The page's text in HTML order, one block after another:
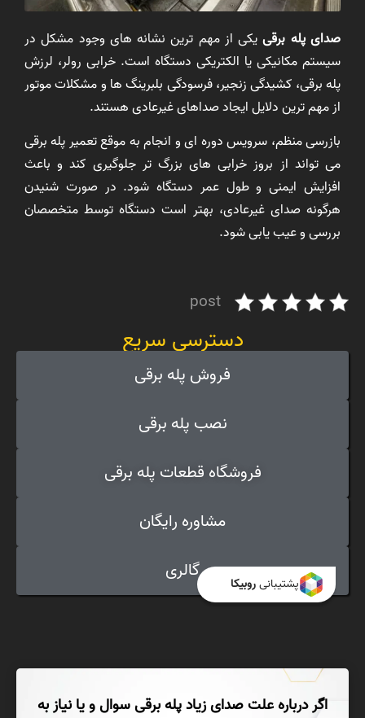
صدای پله برقییکی از مهم ترین نشانه های وجود مشکل در
سیستم مکانیکی یا الکتریکی دستگاه است. خرابی رولر، لرزش
پله برقی، کشیدگی زنجیر، فرسودگی بلبرینگ ها و مشکلات موتور
از مهم ترین دلایل ایجاد صداهای غیرعادی هستند.
بازرسی منظم، سرویس دوره ای و انجام به موقع تعمیر پله برقی
می تواند از بروز خرابی های بزرگ تر جلوگیری کند و باعث
افزایش ایمنی و طول عمر دستگاه شود. در صورت شنیدن
هرگونه صدای غیرعادی، بهتر است دستگاه توسط متخصصان
بررسی و عیب یابی شود.
post
دسترسی سریع
فروش پله برقی
نصب پله برقی
فروشگاه قطعات پله برقی
مشاوره رایگان
گالری
اگر درباره علت صدای زیاد پله برقی سوال و یا نیاز به
پشتیبانیروبیکا